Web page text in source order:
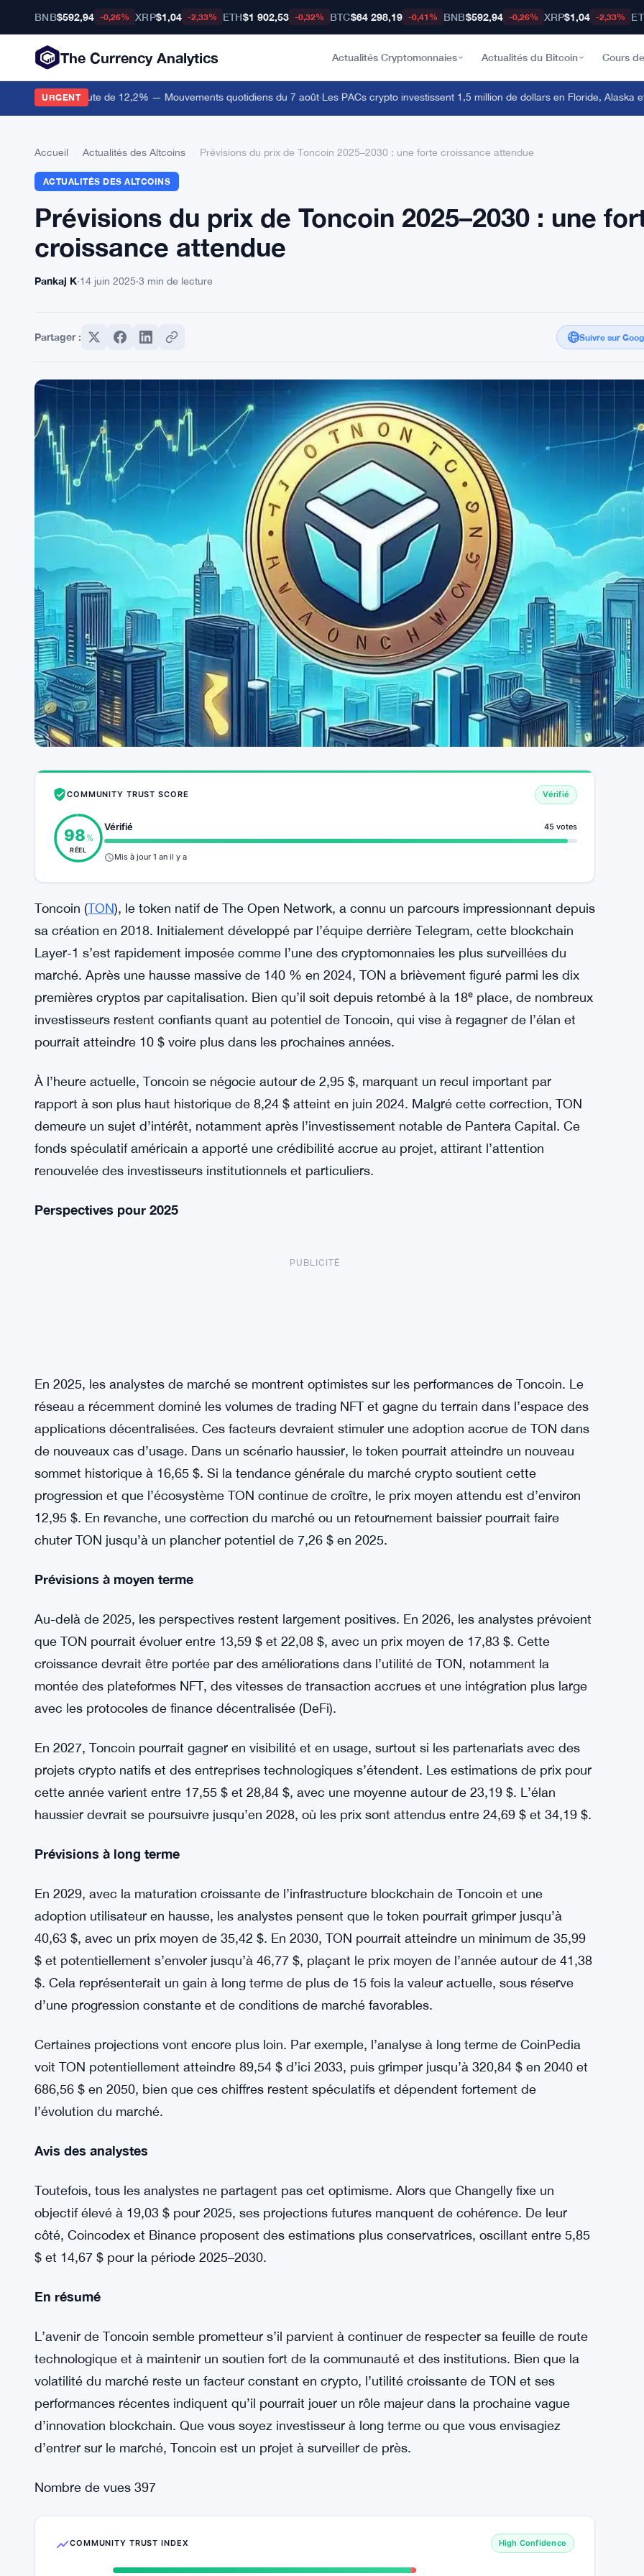
BNB$592,94 -0,26% XRP$1,04 -2,33% ETH$1 902,53 -0,32% BTC$64 298,19 -0,41% BNB$592,94 -0,26% XRP$1,04 -2,33%
The Currency Analytics Actualités Cryptomonnaies Actualités du Bitcoin Cours
URGENT
Canton chute de 12,2% — Mouvements quotidiens du 7 août·Les PACs crypto investissent 1,5 million de dollars en Floride, Alaska et
Accueil Actualités des Altcoins Prévisions du prix de Toncoin 2025–2030 : une forte croissance attendue
ACTUALITÉS DES ALTCOINS
Prévisions du prix de Toncoin 2025–2030 : une
croissance attendue
Pankaj K·14 juin 2025·3 min de lecture
Partager : Suivre sur
COMMUNITY TRUST SCORE Vérifié
98 %
RÉEL
Vérifié 45 votes
Mis à jour 1 an il y a
Toncoin (TON), le token natif de The Open Network, a connu un parcours impressionnant depuis
sa création en 2018. Initialement développé par l’équipe derrière Telegram, cette blockchain
Layer-1 s’est rapidement imposée comme l’une des cryptomonnaies les plus surveillées du
marché. Après une hausse massive de 140 % en 2024, TON a brièvement figuré parmi les dix
premières cryptos par capitalisation. Bien qu’il soit depuis retombé à la 18ᵉ place, de nombreux
investisseurs restent confiants quant au potentiel de Toncoin, qui vise à regagner de l’élan et
pourrait atteindre 10 $ voire plus dans les prochaines années.
À l’heure actuelle, Toncoin se négocie autour de 2,95 $, marquant un recul important par
rapport à son plus haut historique de 8,24 $ atteint en juin 2024. Malgré cette correction, TON
demeure un sujet d’intérêt, notamment après l’investissement notable de Pantera Capital. Ce
fonds spéculatif américain a apporté une crédibilité accrue au projet, attirant l’attention
renouvelée des investisseurs institutionnels et particuliers.
Perspectives pour 2025
PUBLICITÉ
En 2025, les analystes de marché se montrent optimistes sur les performances de Toncoin. Le
applications décentralisées. Ces facteurs devraient stimuler une adoption accrue de TON dans
sommet historique à 16,65 $. Si la tendance générale du marché crypto soutient cette
progression et que l’écosystème TON continue de croître, le prix moyen attendu est d’environ
12,95 $. En revanche, une correction du marché ou un retournement baissier pourrait faire
chuter TON jusqu’à un plancher potentiel de 7,26 $ en 2025.
Au-delà de 2025, les perspectives restent largement positives. En 2026, les analystes prévoient
que TON pourrait évoluer entre 13,59 $ et 22,08 $, avec un prix moyen de 17,83 $. Cette
croissance devrait être portée par des améliorations dans l’utilité de TON, notamment la
avec les protocoles de finance décentralisée (DeFi).
En 2027, Toncoin pourrait gagner en visibilité et en usage, surtout si les partenariats avec des
projets crypto natifs et des entreprises technologiques s’étendent. Les estimations de prix pour
cette année varient entre 17,55 $ et 28,84 $, avec une moyenne autour de 23,19 $. L’élan
haussier devrait se poursuivre jusqu’en 2028, où les prix sont attendus entre 24,69 $ et 34,19 $.
Prévisions à long terme
En 2029, avec la maturation croissante de l’infrastructure blockchain de Toncoin et une
adoption utilisateur en hausse, les analystes pensent que le token pourrait grimper jusqu’à
40,63 $, avec un prix moyen de 35,42 $. En 2030, TON pourrait atteindre un minimum de 35,99
$ et potentiellement s’envoler jusqu’à 46,77 $, plaçant le prix moyen de l’année autour de 41,38
d’une progression constante et de conditions de marché favorables.
Certaines projections vont encore plus loin. Par exemple, l’analyse à long terme de CoinPedia
voit TON potentiellement atteindre 89,54 $ d’ici 2033, puis grimper jusqu’à 320,84 $ en 2040 et
686,56 $ en 2050, bien que ces chiffres restent spéculatifs et dépendent fortement de
l’évolution du marché.
Avis des analystes
Toutefois, tous les analystes ne partagent pas cet optimisme. Alors que Changelly fixe un
objectif élevé à 19,03 $ pour 2025, ses projections futures manquent de cohérence. De leur
côté, Coincodex et Binance proposent des estimations plus conservatrices, oscillant entre 5,85
$ et 14,67 $ pour la période 2025–2030.
En résumé
L’avenir de Toncoin semble prometteur s’il parvient à continuer de respecter sa feuille de route
volatilité du marché reste un facteur constant en crypto, l’utilité croissante de TON et ses
performances récentes indiquent qu’il pourrait jouer un rôle majeur dans la prochaine vague